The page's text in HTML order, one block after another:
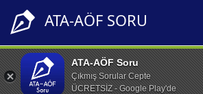
ATA-AÖF SORU
ATA-AÖF Soru
Çıkmış Sorular Cepte
ÜCRETSİZ - Google Play'de